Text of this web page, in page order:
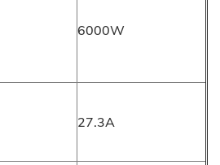
6000W
27.3A